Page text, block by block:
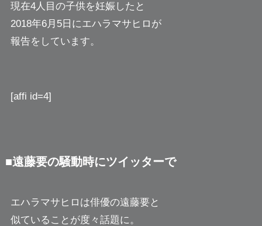
現在4人目の子供を妊娠したと
2018年6月5日にエハラマサヒロが
報告をしています。
[affi id=4]
■遠藤要の騒動時にツイッターで
エハラマサヒロは俳優の遠藤要と
似ていることが度々話題に。